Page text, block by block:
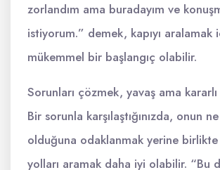
zorlandım ama buradayım ve
istiyorum.” demek, kapıyı aralamak
mükemmel bir başlangıç olabilir.
Sorunları çözmek, yavaş ama
Bir sorunla karşılaştığınızda, onun
olduğuna odaklanmak yerine
yolları aramak daha iyi olabilir. “Bu